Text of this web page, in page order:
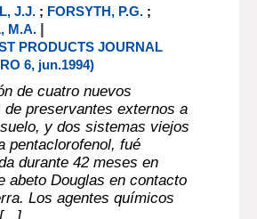
J.J. ; FORSYTH, P.G. ;
M.A. |
PRODUCTS JOURNAL
6, jun.1994)
de cuatro nuevos
de preservantes externos a
y dos sistemas viejos
pentaclorofenol, fué
durante 42 meses en
abeto Douglas en contacto
Los agentes químicos